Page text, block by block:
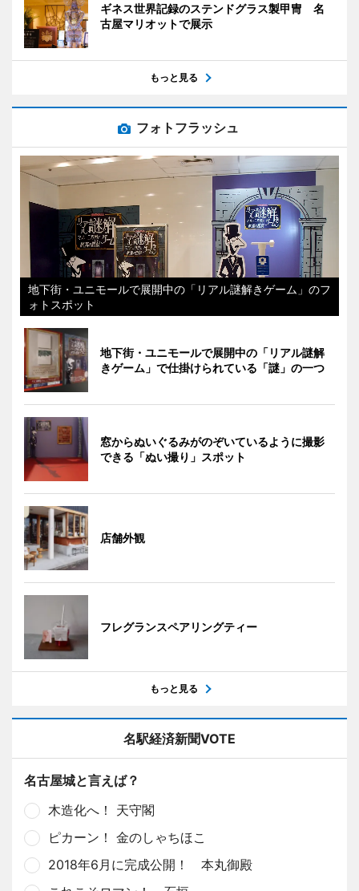
ギネス世界記録のステンドグラス製甲冑 名
古屋マリオットで展示
もっと見る
フォトフラッシュ
地下街・ユニモールで展開中の「リアル謎解きゲーム」のフ
ォトスポット
地下街・ユニモールで展開中の「リアル謎解
きゲーム」で仕掛けられている「謎」の一つ
窓からぬいぐるみがのぞいているように撮影
できる「ぬい撮り」スポット
店舗外観
フレグランスペアリングティー
もっと見る
名駅経済新聞VOTE
名古屋城と言えば？
木造化へ！ 天守閣
ピカーン！ 金のしゃちほこ
2018年6月に完成公開！ 本丸御殿